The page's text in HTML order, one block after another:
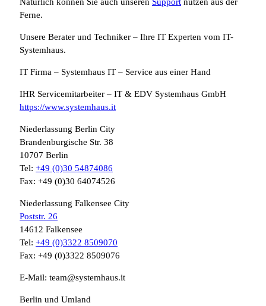
Ferne.
Unsere Berater und Techniker – Ihre IT Experten vom IT-
Systemhaus.
IT Firma – Systemhaus IT – Service aus einer Hand
IHR Servicemitarbeiter – IT & EDV Systemhaus GmbH
https://www.systemhaus.it
Niederlassung Berlin City
Brandenburgische Str. 38
10707 Berlin
Tel: +49 (0)30 54874086
Fax: +49 (0)30 64074526
Niederlassung Falkensee City
Poststr. 26
14612 Falkensee
Tel: +49 (0)3322 8509070
Fax: +49 (0)3322 8509076
E-Mail: team@systemhaus.it
Berlin und Umland